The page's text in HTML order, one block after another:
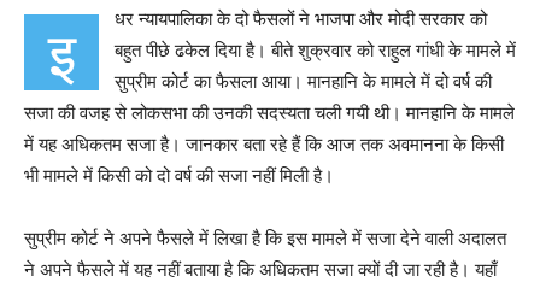
इ
धर न्यायपालिका के दो फैसलों ने भाजपा और मोदी सरकार को
बहुत पीछे ढकेल दिया है। बीते शुक्रवार को राहुल गांधी के मामले में
सुप्रीम कोर्ट का फैसला आया। मानहानि के मामले में दो वर्ष की
सजा की वजह से लोकसभा की उनकी सदस्यता चली गयी थी। मानहानि के मामले
में यह अधिकतम सजा है। जानकार बता रहे हैं कि आज तक अवमानना के किसी
भी मामले में किसी को दो वर्ष की सजा नहीं मिली है।
सुप्रीम कोर्ट ने अपने फैसले में लिखा है कि इस मामले में सजा देने वाली अदालत
ने अपने फैसले में यह नहीं बताया है कि अधिकतम सजा क्यों दी जा रही है। यहाँ